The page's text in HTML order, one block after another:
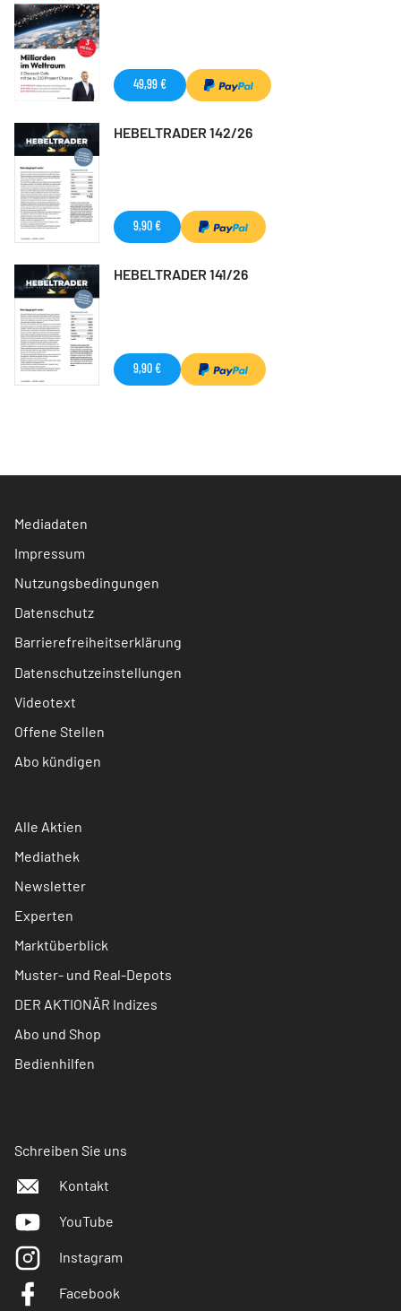
49,99 €
HEBELTRADER 142/26
9,90 €
HEBELTRADER 141/26
9,90 €
Mediadaten
Impressum
Nutzungsbedingungen
Datenschutz
Barrierefreiheitserklärung
Datenschutzeinstellungen
Videotext
Offene Stellen
Abo kündigen
Alle Aktien
Mediathek
Newsletter
Experten
Marktüberblick
Muster- und Real-Depots
DER AKTIONÄR Indizes
Abo und Shop
Bedienhilfen
Schreiben Sie uns
Kontakt
YouTube
Instagram
Facebook